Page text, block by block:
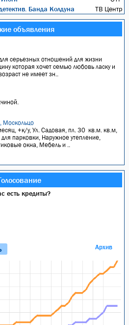
Банда Колдуна ТВ Центр
объявления
серьезных отношений для жизни
которая хочет семью любовь ласку и
не имеет зн..
Москольцо
+к/у, Ул. Садовая, пл. 30 кв.м. кв.м,
парковки, Наружное утепление,
окна, Мебель и ..
есть кредиты?
Архив